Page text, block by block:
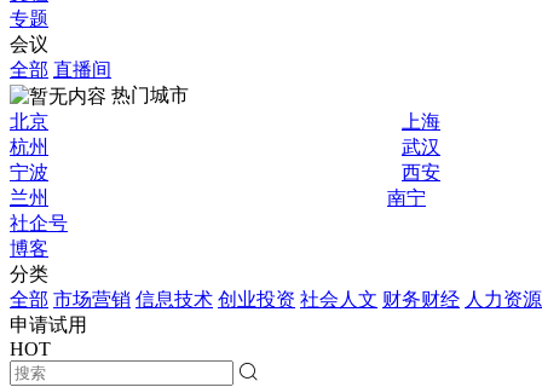
专题
会议
全部 直播间
热门城市
北京
上海
杭州
武汉
宁波
西安
兰州
南宁
社企号
博客
分类
全部 市场营销 信息技术 创业投资 社会人文 财务财经 人力资源
申请试用
HOT